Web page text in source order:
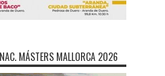
MÁSTERS MALLORCA 2026